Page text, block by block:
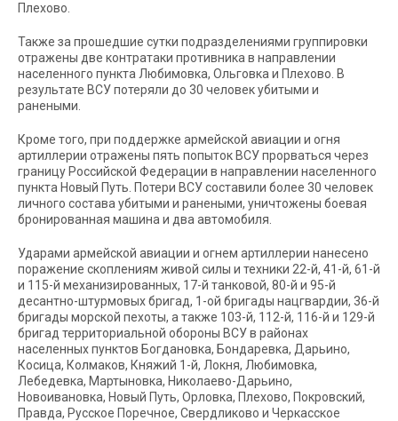
Плехово.
Также за прошедшие сутки подразделениями группировки
отражены две контратаки противника в направлении
населенного пункта Любимовка, Ольговка и Плехово. В
результате ВСУ потеряли до 30 человек убитыми и
ранеными.
Кроме того, при поддержке армейской авиации и огня
артиллерии отражены пять попыток ВСУ прорваться через
границу Российской Федерации в направлении населенного
пункта Новый Путь. Потери ВСУ составили более 30 человек
личного состава убитыми и ранеными, уничтожены боевая
бронированная машина и два автомобиля.
Ударами армейской авиации и огнем артиллерии нанесено
поражение скоплениям живой силы и техники 22-й, 41-й, 61-й
и 115-й механизированных, 17-й танковой, 80-й и 95-й
десантно-штурмовых бригад, 1-ой бригады нацгвардии, 36-й
бригады морской пехоты, а также 103-й, 112-й, 116-й и 129-й
бригад территориальной обороны ВСУ в районах
населенных пунктов Богдановка, Бондаревка, Дарьино,
Косица, Колмаков, Княжий 1-й, Локня, Любимовка,
Лебедевка, Мартыновка, Николаево-Дарьино,
Новоивановка, Новый Путь, Орловка, Плехово, Покровский,
Правда, Русское Поречное, Свердликово и Черкасское